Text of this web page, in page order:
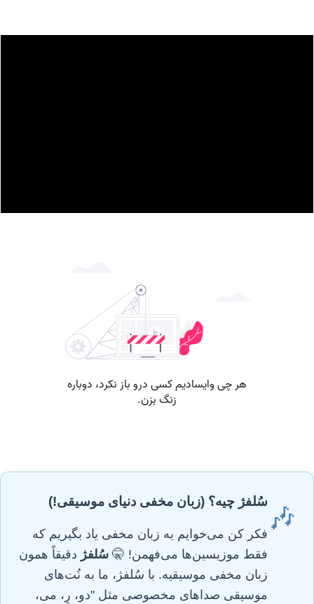
🎶
سُلفژ چیه؟ (زبان مخفی دنیای موسیقی!)
فکر کن می‌خوایم یه زبان مخفی یاد بگیریم که
فقط موزیسین‌ها می‌فهمن! 🤫 سُلفژ دقیقاً همون
زبان مخفی موسیقیه. با سُلفژ، ما به نُت‌های
موسیقی صداهای مخصوصی مثل "دو، رِ، می،